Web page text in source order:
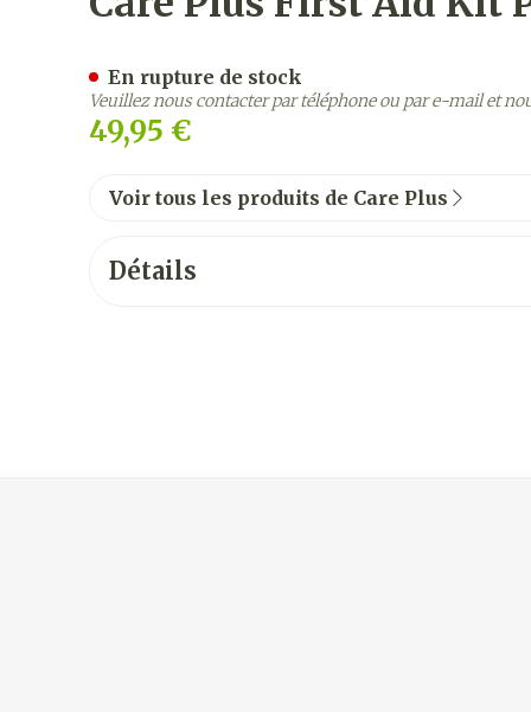
49,95 €
En rupture de stock
Veuillez nous contacter par téléphone ou par e-mail et
Voir tous les produits de Care Plus
Détails